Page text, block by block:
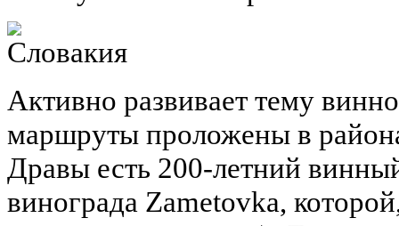
Активно развивает тему
маршруты проложены в
Дравы есть 200-летний
винограда Zametovka,